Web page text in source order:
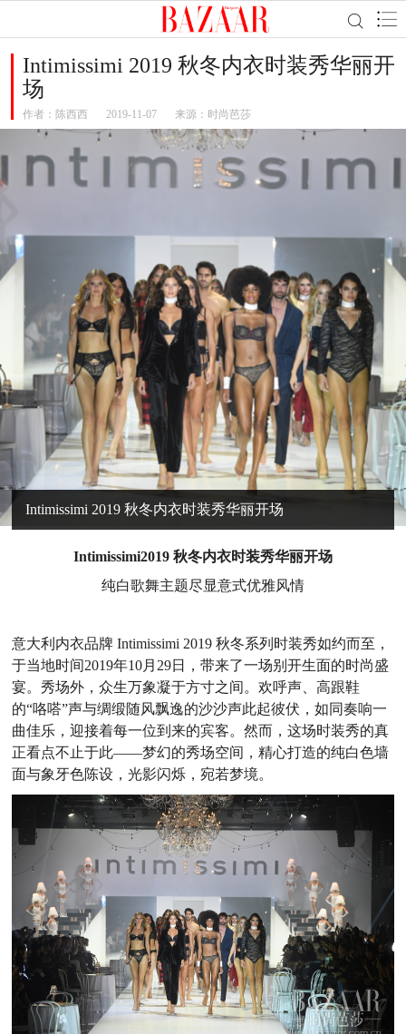
Intimissimi 2019 秋冬内衣时装秀华丽开
场
作者： 陈西西 2019-11-07 来源：时尚芭莎
Intimissimi 2019 秋冬内衣时装秀华丽开场
Intimissimi2019 秋冬内衣时装秀华丽开场
纯白歌舞主题尽显意式优雅风情
意大利内衣品牌 Intimissimi 2019秋冬系列时装秀如约而至，
于当地时间2019年10月 29日，带来了一场别开生面的时尚盛
宴。秀场外，众生万象凝于方寸之间。欢呼声、高跟鞋
的“咯嗒”声与绸缎随风飘逸的沙沙声此起彼伏，如同奏响一
曲佳乐，迎接着每一位到来的宾客。然而，这场时装秀的真
正看点不止于此——梦幻的秀场空间，精心打造的纯白色墙
面与象牙色陈设，光影闪烁，宛若梦境。